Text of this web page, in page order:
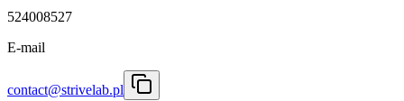
524008527
E-mail
contact@strivelab.pl